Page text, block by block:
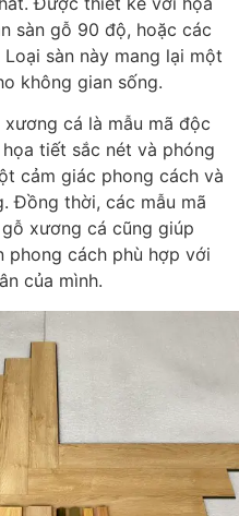
sàn gỗ 90 độ, hoặc các
sàn này mang lại một
không gian sống.
cá là mẫu mã độc
tiết sắc nét và phóng
cảm giác phong cách và
Đồng thời, các mẫu mã
xương cá cũng giúp
phong cách phù hợp với
của mình.